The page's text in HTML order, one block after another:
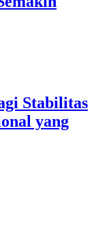
Stabilitas
yang